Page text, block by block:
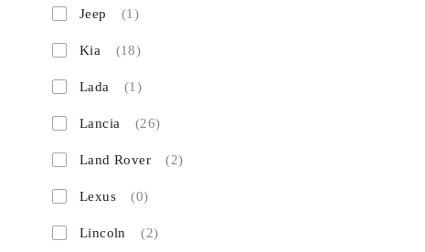
Jeep (1)
Kia (18)
Lada (1)
Lancia (26)
Land Rover (2)
Lexus (0)
Lincoln (2)